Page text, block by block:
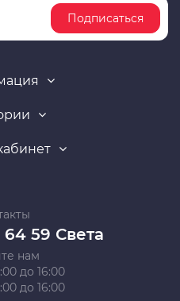
Подписаться
59 Света
нам
до 16:00
до 16:00